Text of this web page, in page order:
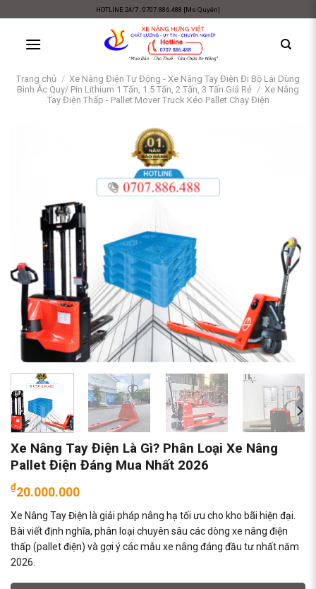
content
HOTLINE 24/7 : 0707.886.488 [Ms Quyên]
Trang chủ / Xe Nâng Điện Tự Động - Xe Nâng Tay Điện Đi Bộ Lái Dùng
Bình Ắc Quy/ Pin Lithium 1 Tấn, 1.5 Tấn, 2 Tấn, 3 Tấn Giá Rẻ / Xe Nâng
Tay Điện Thấp - Pallet Mover Truck Kéo Pallet Chạy Điện
Xe Nâng Tay Điện Là Gì? Phân Loại Xe Nâng
Pallet Điện Đáng Mua Nhất 2026
₫20.000.000
Xe Nâng Tay Điện là giải pháp nâng hạ tối ưu cho kho bãi hiện đại.
Bài viết định nghĩa, phân loại chuyên sâu các dòng xe nâng điện
thấp (pallet điện) và gợi ý các mẫu xe nâng đáng đầu tư nhất năm
2026.